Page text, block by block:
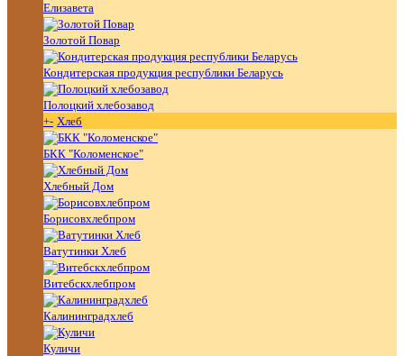
Елизавета
Золотой Повар
Кондитерская продукция республики Беларусь
Полоцкий хлебозавод
+- Хлеб
БКК "Коломенское"
Хлебный Дом
Борисовхлебпром
Ватутинки Хлеб
Витебскхлебпром
Калининградхлеб
Куличи